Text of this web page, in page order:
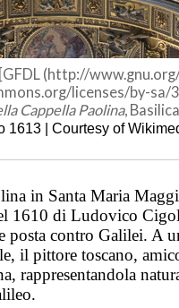
(http://
licenses/by-sa/
Cappella Paolina,
1613 | Courtesy of
in Santa Maria
1610 di Ludovico
posta contro Galilei. A
il pittore toscano,
rappresentandola